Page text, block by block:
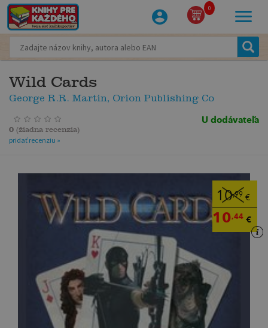
0
Wild Cards
George R.R. Martin, Orion Publishing Co
U dodávateľa
0 (žiadna recenzia)
pridať recenziu »
10,99 €
10,44 €